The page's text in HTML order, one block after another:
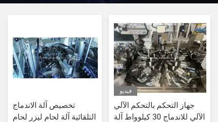
تخصيص آلة الاندماج
التلقائية آلة لحام ليزر لحام
فيديو
جهاز التحكم بالتحكم الآلي
الآلي للاندماج 30 كيلوواط آلة